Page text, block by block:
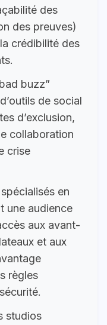
des
des preuves)
crédibilité des
buzz”
de social
d’exclusion,
collaboration
crise
en
une audience
aux avant-
et aux
règles
studios